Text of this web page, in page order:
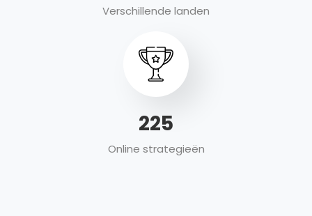
Verschillende landen
304
Online strategieën